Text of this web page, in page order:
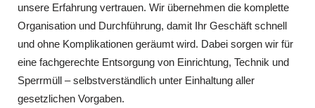
unsere Erfahrung vertrauen. Wir übernehmen die komplette
Organisation und Durchführung, damit Ihr Geschäft schnell
und ohne Komplikationen geräumt wird. Dabei sorgen wir für
eine fachgerechte Entsorgung von Einrichtung, Technik und
Sperrmüll – selbstverständlich unter Einhaltung aller
gesetzlichen Vorgaben.